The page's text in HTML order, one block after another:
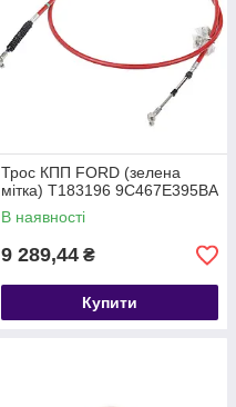
Трос КПП FORD (зелена
мітка) T183196 9C467E395BA
В наявності
9 289,44 ₴
Купити